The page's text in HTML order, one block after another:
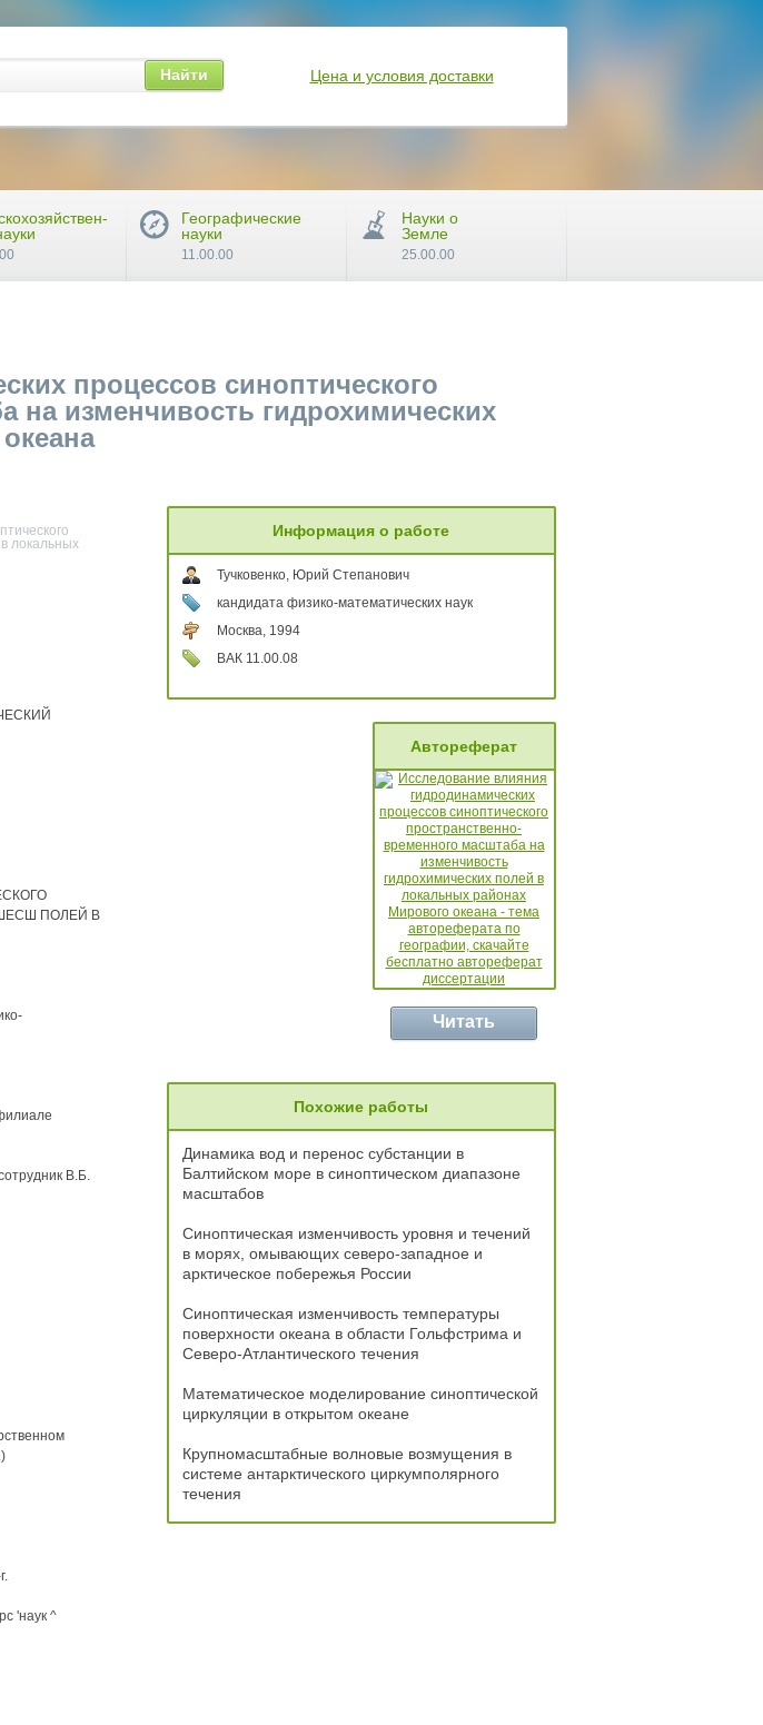
процессов синоптического
на изменчивость гидрохимических
локальных
ПОЛЕЙ В
В.Б.
'наук ^
Информация о работе
Тучковенко, Юрий Степанович
кандидата физико-математических наук
Москва, 1994
ВАК 11.00.08
Автореферат
Читать
Похожие работы
Динамика вод и перенос субстанции в
Балтийском море в синоптическом диапазоне
масштабов
Синоптическая изменчивость уровня и течений
в морях, омывающих северо-западное и
арктическое побережья России
Синоптическая изменчивость температуры
поверхности океана в области Гольфстрима и
Северо-Атлантического течения
Математическое моделирование синоптической
циркуляции в открытом океане
Крупномасштабные волновые возмущения в
системе антарктического циркумполярного
течения
Найти Цена и условия доставки
Географические
науки
11.00.00
Науки о
Земле
25.00.00